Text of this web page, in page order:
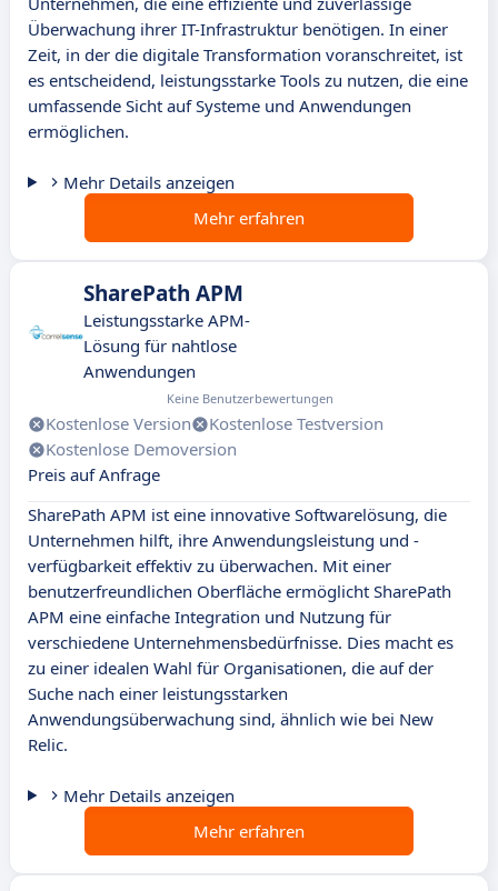
Überwachung ihrer IT-Infrastruktur benötigen. In einer
Zeit, in der die digitale Transformation voranschreitet, ist
es entscheidend, leistungsstarke Tools zu nutzen, die eine
umfassende Sicht auf Systeme und Anwendungen
ermöglichen.
Mehr Details anzeigen
Mehr erfahren
SharePath APM
Leistungsstarke APM-
Lösung für nahtlose
Anwendungen
Keine Benutzerbewertungen
Kostenlose Version
Kostenlose Testversion
Kostenlose Demoversion
Preis auf Anfrage
SharePath APM ist eine innovative Softwarelösung, die
Unternehmen hilft, ihre Anwendungsleistung und -
verfügbarkeit effektiv zu überwachen. Mit einer
benutzerfreundlichen Oberfläche ermöglicht SharePath
APM eine einfache Integration und Nutzung für
verschiedene Unternehmensbedürfnisse. Dies macht es
zu einer idealen Wahl für Organisationen, die auf der
Suche nach einer leistungsstarken
Anwendungsüberwachung sind, ähnlich wie bei New
Relic.
Mehr Details anzeigen
Mehr erfahren